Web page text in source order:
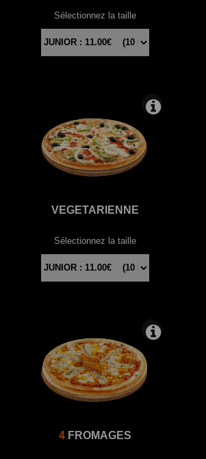
Sélectionnez la taille
VEGETARIENNE
Sélectionnez la taille
4FROMAGES